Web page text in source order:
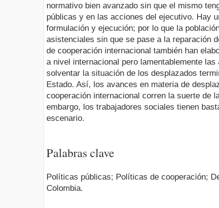
normativo bien avanzado sin que el mismo
públicas y en las acciones del ejecutivo. Hay
formulación y ejecución; por lo que la
asistenciales sin que se pase a la reparación
de cooperación internacional también han
a nivel internacional pero lamentablemente
solventar la situación de los desplazados
Estado. Así, los avances en materia de
cooperación internacional corren la suerte de
embargo, los trabajadores sociales tienen
escenario.
Palabras clave
Políticas públicas; Políticas de cooperación;
Colombia.